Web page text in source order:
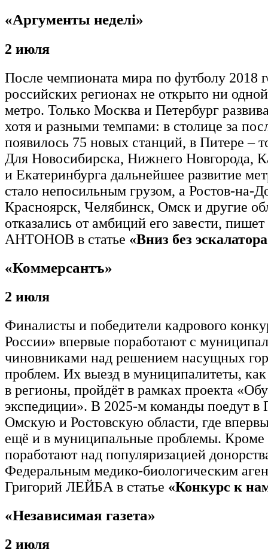
«Аргументы неделi»
2 июля
После чемпионата мира по футболу 2018
российских регионах не открыто ни
метро. Только Москва и Петербург
хотя и разными темпами: в столице за
появилось 75 новых станций, в Питере –
Для Новосибирска, Нижнего Новгорода,
и Екатеринбурга дальнейшее развитие
стало непосильным грузом, а Ростов-на-
Красноярск, Челябинск, Омск и другие
отказались от амбиций его завести,
АНТОНОВ в статье «Вниз без
«Коммерсантъ»
2 июля
Финалисты и победители кадрового
России» впервые поработают с
чиновниками над решением насущных
проблем. Их выезд в муниципалитеты,
в регионы, пройдёт в рамках проекта
экспедиции». В 2025-м команды поедут в
Омскую и Ростовскую области, где
ещё и в муниципальные проблемы. Кроме
поработают над популяризацией
Федеральным медико-биологическим
Григорий ЛЕЙБА в статье «Конкурс к
«Независимая газета»
2 июля